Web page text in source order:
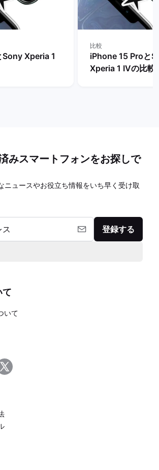
Xperia 1
比較
iPhone 15 Proと
Xperia 1 IVの比較
みスマートフォンをお探しで
ニュースやお役立ち情報をいち早く受け取
ス 登録する
て
いて